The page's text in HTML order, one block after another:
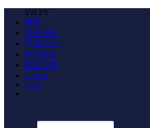
VN.PY
首页
关于我们
产品Demo
社区论坛
使用文档
Github
Gitee